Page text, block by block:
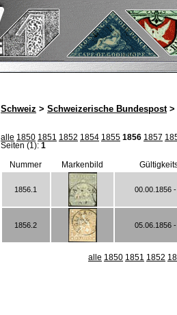
Schweiz > Schweizerische Bundespost>
alle 1850 1851 1852 1854 1855 1856 1857
Seiten (1): 1
Nummer Markenbild
1856.1 00.00.1856
1856.2 05.06.1856
alle 1850 1851 1852